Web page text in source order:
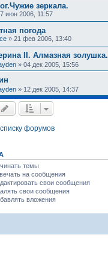
зеркала.
июн 2006, 11:57
погода
» 21 фев 2006, 13:40
II. Алмазная золушка.
» 04 дек 2005, 15:56
» 12 дек 2005, 14:37
форумов
темы
на сообщения
свои сообщения
свои сообщения
вложения